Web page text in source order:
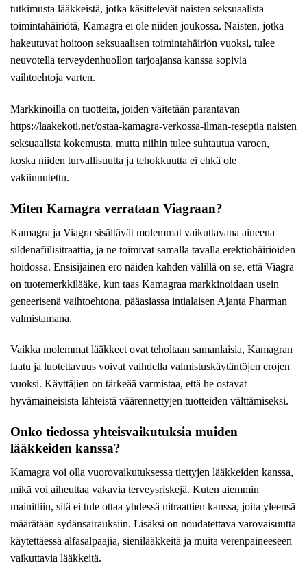
tutkimusta lääkkeistä, jotka käsittelevät naisten seksuaalista
toimintahäiriötä, Kamagra ei ole niiden joukossa. Naisten, jotka
hakeutuvat hoitoon seksuaalisen toimintahäiriön vuoksi, tulee
neuvotella terveydenhuollon tarjoajansa kanssa sopivia
vaihtoehtoja varten.
Markkinoilla on tuotteita, joiden väitetään parantavan
https://laakekoti.net/ostaa-kamagra-verkossa-ilman-reseptia naisten
seksuaalista kokemusta, mutta niihin tulee suhtautua varoen,
koska niiden turvallisuutta ja tehokkuutta ei ehkä ole
vakiinnutettu.
Miten Kamagra verrataan Viagraan?
Kamagra ja Viagra sisältävät molemmat vaikuttavana aineena
sildenafiilisitraattia, ja ne toimivat samalla tavalla erektiohäiriöiden
hoidossa. Ensisijainen ero näiden kahden välillä on se, että Viagra
on tuotemerkkilääke, kun taas Kamagraa markkinoidaan usein
geneerisenä vaihtoehtona, pääasiassa intialaisen Ajanta Pharman
valmistamana.
Vaikka molemmat lääkkeet ovat teholtaan samanlaisia, Kamagran
laatu ja luotettavuus voivat vaihdella valmistuskäytäntöjen erojen
vuoksi. Käyttäjien on tärkeää varmistaa, että he ostavat
hyvämaineisista lähteistä väärennettyjen tuotteiden välttämiseksi.
Onko tiedossa yhteisvaikutuksia muiden
lääkkeiden kanssa?
Kamagra voi olla vuorovaikutuksessa tiettyjen lääkkeiden kanssa,
mikä voi aiheuttaa vakavia terveysriskejä. Kuten aiemmin
mainittiin, sitä ei tule ottaa yhdessä nitraattien kanssa, joita yleensä
määrätään sydänsairauksiin. Lisäksi on noudatettava varovaisuutta
käytettäessä alfasalpaajia, sienilääkkeitä ja muita verenpaineeseen
vaikuttavia lääkkeitä.